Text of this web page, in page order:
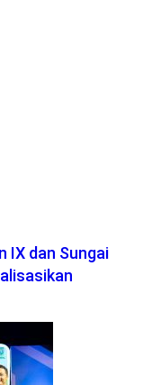
IX dan Sungai